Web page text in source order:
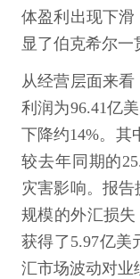
体盈利出现下
显了伯克希尔一
从经营层面来看
利润为96.41亿
下降约14%。其
较去年同期的
灾害影响。报
规模的外汇损失
获得了5.97亿美
汇市场波动对业